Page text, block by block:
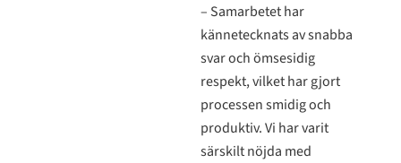
– Samarbetet har
kännetecknats av snabba
svar och ömsesidig
respekt, vilket har gjort
processen smidig och
produktiv. Vi har varit
särskilt nöjda med